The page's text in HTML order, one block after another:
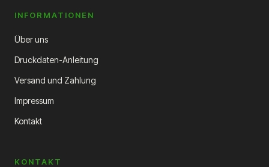
INFORMATIONEN
Über uns
Druckdaten-Anleitung
Versand und Zahlung
Impressum
Kontakt
KONTAKT